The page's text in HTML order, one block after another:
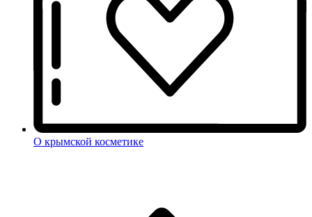
О крымской косметике